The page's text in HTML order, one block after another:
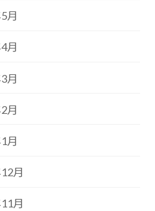
月
月
月
月
月
月
月